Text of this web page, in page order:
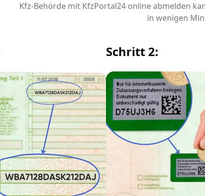
Kfz-Behörde mit KfzPortal24 online abmelden
in wenigen
Schritt 2: